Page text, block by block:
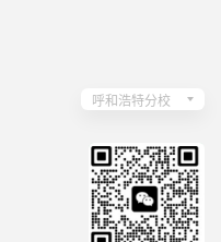
呼和浩特分校